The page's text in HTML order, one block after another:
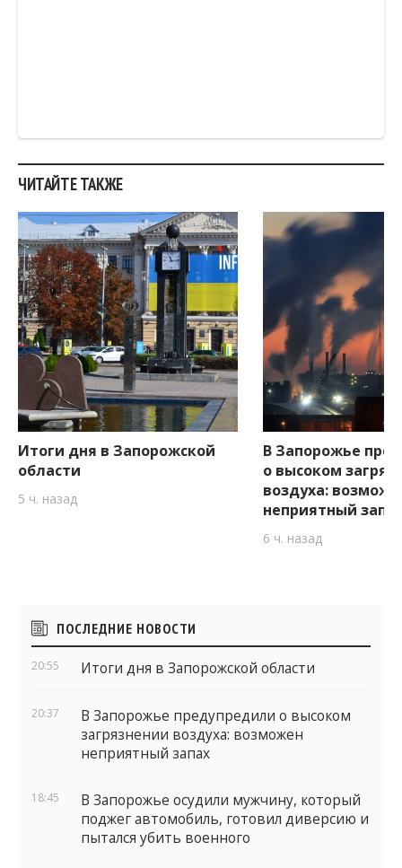
ЧИТАЙТЕ ТАКЖЕ
Итоги дня в Запорожской
области
5 ч. назад
В Запорожье
о высоком
воздуха:
неприятный
6 ч. назад
Боковые
виджеты
ПОСЛЕДНИЕ НОВОСТИ
20:55 Итоги дня в Запорожской области
20:37
В Запорожье предупредили о высоком
загрязнении воздуха: возможен
неприятный запах
18:45
В Запорожье осудили мужчину, который
поджег автомобиль, готовил диверсию и
пытался убить военного